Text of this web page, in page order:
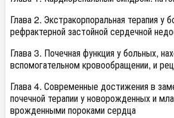
Глава 2. Экстракорпоральная терапия у
рефрактерной застойной сердечной
Глава 3. Почечная функция у больных,
вспомогательном кровообращении, и
Глава 4. Современные достижения в
почечной терапии у новорожденных и
врожденными пороками сердца